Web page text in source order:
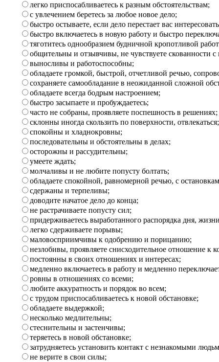
легко приспосабливаетесь к разным обстоятельствам;
с увлечением беретесь за любое новое дело;
быстро остываете, если дело перестает вас
быстро включаетесь в новую работу и быстро
тяготитесь однообразием будничной кропотливой
общительны и отзывчивы, не чувствуете скованности
выносливы и работоспособны;
обладаете громкой, быстрой, отчетливой речью,
сохраняете самообладание в неожиданной сложной
обладаете всегда бодрым настроением;
быстро засыпаете и пробуждаетесь;
часто не собраны, проявляете поспешность в решениях;
склонны иногда скользить по поверхности, отвлекаться;
спокойны и хладнокровны;
последовательны и обстоятельны в делах;
осторожны и рассудительны;
умеете ждать;
молчаливы и не любите попусту болтать;
обладаете спокойной, равномерной речью, с
сдержаны и терпеливы;
доводите начатое дело до конца;
не растрачиваете попусту сил;
придерживаетесь выработанного распорядка дня,
легко сдерживаете порывы;
маловосприимчивы к одобрению и порицанию;
незлобивы, проявляете снисходительное отношение к
постоянны в своих отношениях и интересах;
медленно включаетесь в работу и медленно
ровны в отношениях со всеми;
любите аккуратность и порядок во всем;
с трудом приспосабливаетесь к новой обстановке;
обладаете выдержкой;
несколько медлительны;
стеснительны и застенчивы;
теряетесь в новой обстановке;
затрудняетесь установить контакт с незнакомыми
не верите в свои силы;